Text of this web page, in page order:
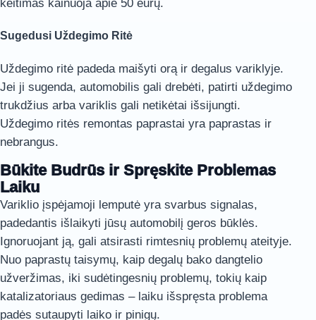
keitimas kainuoja apie 50 eurų.
Sugedusi Uždegimo Ritė
Uždegimo ritė padeda maišyti orą ir degalus variklyje.
Jei ji sugenda, automobilis gali drebėti, patirti uždegimo
trukdžius arba variklis gali netikėtai išsijungti.
Uždegimo ritės remontas paprastai yra paprastas ir
nebrangus.
Būkite Budrūs ir Spręskite Problemas
Laiku
Variklio įspėjamoji lemputė yra svarbus signalas,
padedantis išlaikyti jūsų automobilį geros būklės.
Ignoruojant ją, gali atsirasti rimtesnių problemų ateityje.
Nuo paprastų taisymų, kaip degalų bako dangtelio
užveržimas, iki sudėtingesnių problemų, tokių kaip
katalizatoriaus gedimas – laiku išspręsta problema
padės sutaupyti laiko ir pinigų.